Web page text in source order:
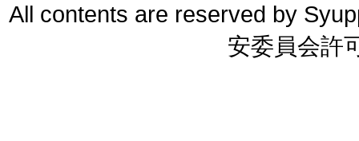
All contents are reserved by
安委員会許